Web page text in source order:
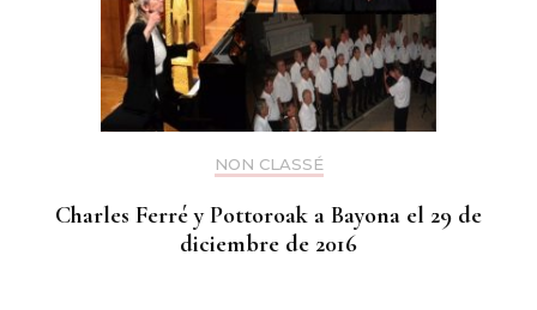
NON CLASSÉ
Charles Ferré y Pottoroak a Bayona el 29 de
diciembre de 2016